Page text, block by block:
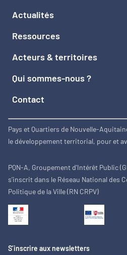
Actualités
Ressources
Acteurs & territoires
Qui sommes-nous ?
Contact
Pays et Quartiers de Nouvelle-
le développement territorial, pour et
PQN-A, Groupement d'Intérêt Public
s'inscrit dans le Réseau National des
Politique de la Ville (RN CRPV)
S’inscrire aux newsletters